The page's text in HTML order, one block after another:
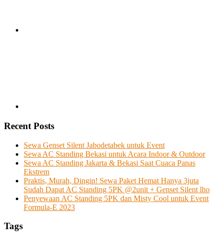
Recent Posts
Sewa Genset Silent Jabodetabek untuk Event
Sewa AC Standing Bekasi untuk Acara Indoor & Outdoor
Sewa AC Standing Jakarta & Bekasi Saat Cuaca Panas
Ekstrem
Praktis, Murah, Dingin! Sewa Paket Hemat Hanya 3juta
Sudah Dapat AC Standing 5PK @2unit + Genset Silent lho
Penyewaan AC Standing 5PK dan Misty Cool untuk Event
Formula-E 2023
Tags